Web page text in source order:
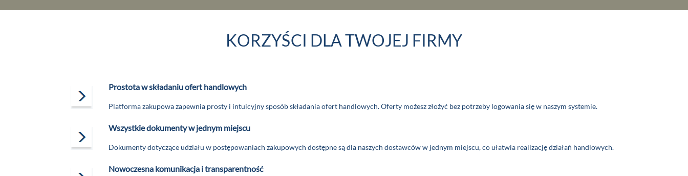
KORZYŚCI DLA TWOJEJ FIRMY
Prostota w składaniu ofert handlowych
Platforma zakupowa zapewnia prosty i intuicyjny sposób składania ofert handlowych. Oferty możesz złożyć bez potrzeby logowania się w naszym systemie.
Wszystkie dokumenty w jednym miejscu
Dokumenty dotyczące udziału w postępowaniach zakupowych dostępne są dla naszych dostawców w jednym miejscu, co ułatwia realizację działań handlowych.
Nowoczesna komunikacja i transparentność